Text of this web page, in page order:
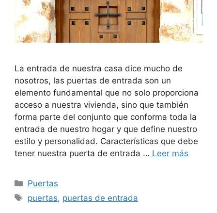
La entrada de nuestra casa dice mucho de
nosotros, las puertas de entrada son un
elemento fundamental que no solo proporciona
acceso a nuestra vivienda, sino que también
forma parte del conjunto que conforma toda la
entrada de nuestro hogar y que define nuestro
estilo y personalidad. Características que debe
tener nuestra puerta de entrada … Leer más
Puertas
puertas, puertas de entrada